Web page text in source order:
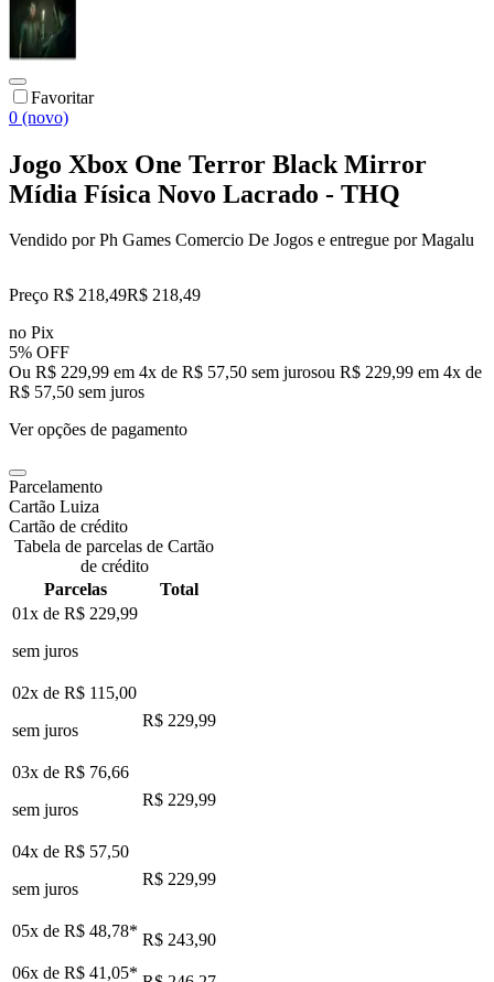
Favoritar
0 (novo)
Jogo Xbox One Terror Black Mirror
Mídia Física Novo Lacrado - THQ
Vendido porPh Games Comercio De Jogos e entregue por Magalu
Preço R$ 218,49R$ 218,49
no Pix
5% OFF
Ou R$ 229,99 em 4x de R$ 57,50 sem jurosou R$ 229,99 em 4x de
R$ 57,50 sem juros
Ver opções de pagamento
Parcelamento
Cartão Luiza
Cartão de crédito
Tabela de parcelas de Cartão
de crédito
Parcelas
Total
01x de R$ 229,99
sem juros
02x de R$ 115,00
sem juros
R$ 229,99
03x de R$ 76,66
sem juros
R$ 229,99
04x de R$ 57,50
sem juros
R$ 229,99
05x de R$ 48,78* R$ 243,90
06x de R$ 41,05*